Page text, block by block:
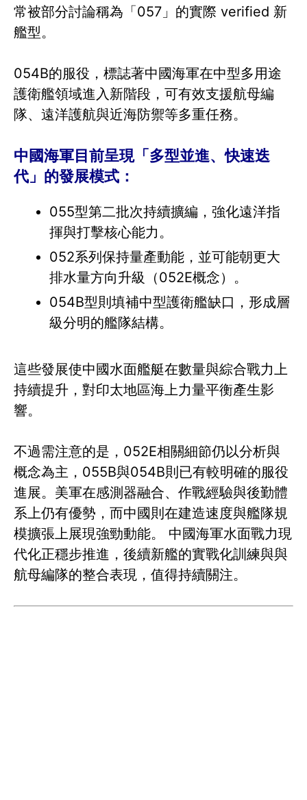
常被部分討論稱為「057」的實際 verified 新
艦型。
054B的服役，標誌著中國海軍在中型多用途
護衛艦領域進入新階段，可有效支援航母編
隊、遠洋護航與近海防禦等多重任務。
中國海軍目前呈現「多型並進、快速迭
代」的發展模式：
055型第二批次持續擴編，強化遠洋指
揮與打擊核心能力。
052系列保持量產動能，並可能朝更大
排水量方向升級（052E概念）。
054B型則填補中型護衛艦缺口，形成層
級分明的艦隊結構。
這些發展使中國水面艦艇在數量與綜合戰力上
持續提升，對印太地區海上力量平衡產生影
響。
不過需注意的是，052E相關細節仍以分析與
概念為主，055B與054B則已有較明確的服役
進展。美軍在感測器融合、作戰經驗與後勤體
系上仍有優勢，而中國則在建造速度與艦隊規
模擴張上展現強勁動能。 中國海軍水面戰力現
代化正穩步推進，後續新艦的實戰化訓練與與
航母編隊的整合表現，值得持續關注。